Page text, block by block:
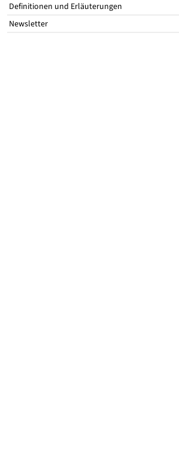
Definitionen und Erläuterungen
Newsletter